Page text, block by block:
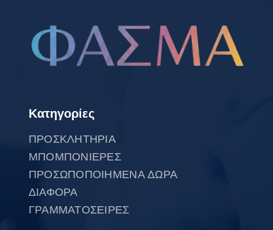
Κατηγορίες
ΠΡΟΣΚΛΗΤΗΡΙΑ
ΜΠΟΜΠΟΝΙΕΡΕΣ
ΠΡΟΣΩΠΟΠΟΙΗΜΕΝΑ ΔΩΡΑ
ΔΙΑΦΟΡΑ
ΓΡΑΜΜΑΤΟΣΕΙΡΕΣ